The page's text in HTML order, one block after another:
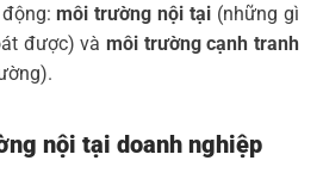
động:môi trường nội tại (những gì
được) và môi trường cạnh tranh
nội tại doanh nghiệp